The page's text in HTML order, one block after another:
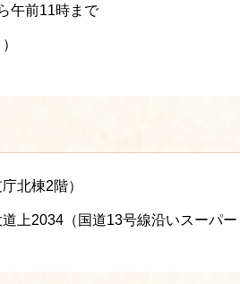
午前11時まで
北棟2階）
上2034（国道13号線沿いスーパー